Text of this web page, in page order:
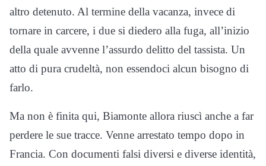
altro detenuto. Al termine della vacanza, invece di
tornare in carcere, i due si diedero alla fuga, all’inizio
della quale avvenne l’assurdo delitto del tassista. Un
atto di pura crudeltà, non essendoci alcun bisogno di
farlo.
Ma non è finita qui, Biamonte allora riuscì anche a far
perdere le sue tracce. Venne arrestato tempo dopo in
Francia. Con documenti falsi diversi e diverse identità,